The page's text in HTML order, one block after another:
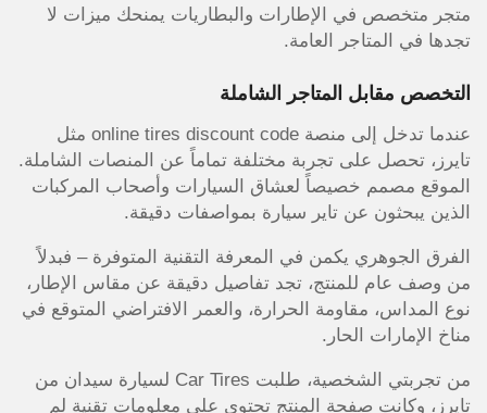
متجر متخصص في الإطارات والبطاريات يمنحك ميزات لا
تجدها في المتاجر العامة.
التخصص مقابل المتاجر الشاملة
عندما تدخل إلى منصة online tires discount code مثل
تايرز، تحصل على تجربة مختلفة تماماً عن المنصات الشاملة.
الموقع مصمم خصيصاً لعشاق السيارات وأصحاب المركبات
الذين يبحثون عن تاير سيارة بمواصفات دقيقة.
الفرق الجوهري يكمن في المعرفة التقنية المتوفرة – فبدلاً
من وصف عام للمنتج، تجد تفاصيل دقيقة عن مقاس الإطار،
نوع المداس، مقاومة الحرارة، والعمر الافتراضي المتوقع في
مناخ الإمارات الحار.
من تجربتي الشخصية، طلبت Car Tires لسيارة سيدان من
تايرز، وكانت صفحة المنتج تحتوي على معلومات تقنية لم